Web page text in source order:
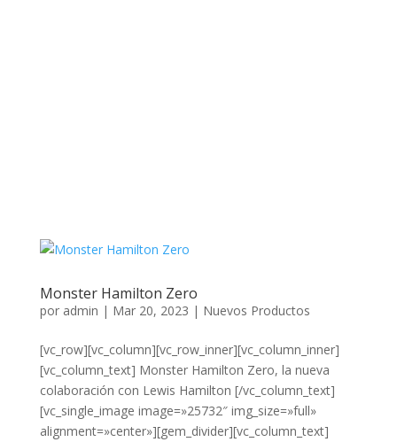
Monster Hamilton Zero
por admin | Mar 20, 2023 | Nuevos Productos
[vc_row][vc_column][vc_row_inner][vc_column_inner]
[vc_column_text] Monster Hamilton Zero, la nueva
colaboración con Lewis Hamilton [/vc_column_text]
[vc_single_image image=»25732″ img_size=»full»
alignment=»center»][gem_divider][vc_column_text]